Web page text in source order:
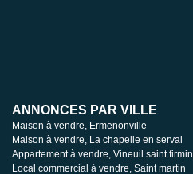
ANNONCES PAR VILLE
Maison à vendre, Ermenonville
Maison à vendre, La chapelle en serval
Appartement à vendre, Vineuil saint firmin
Local commercial à vendre, Saint martin